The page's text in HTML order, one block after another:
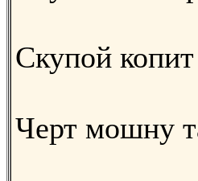
Скупой
Черт мошну